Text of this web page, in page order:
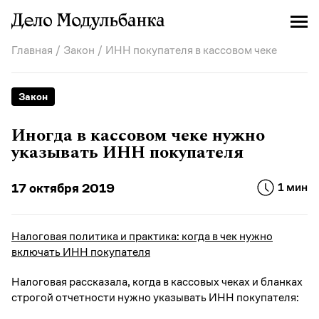
Главная / Закон / ИНН покупателя в кассовом чеке
Закон
Иногда в кассовом чеке нужно
указывать ИНН покупателя
17 октября 2019 1 мин
Налоговая политика и практика: когда в чек нужно
включать ИНН покупателя
Налоговая рассказала, когда в кассовых чеках и бланках
строгой отчетности нужно указывать ИНН покупателя: